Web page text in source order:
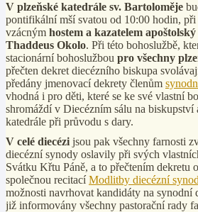
V plzeňské katedrále sv. Bartoloměje
pontifikální mší svatou od 10:00 hodin, při
vzácným hostem a kazatelem
Thaddeus Okolo. Při této bohoslužbě,
stacionární bohoslužbou pro všechny
přečten dekret diecézního biskupa
předány jmenovací dekrety členům
vhodná i pro děti, které se ke své vlastní
shromáždí v Diecézním sálu na
katedrále při průvodu s dary.
V celé diecézi jsou pak všechny farnosti
diecézní synody oslavily při svých
Svátku Křtu Páně, a to přečtením dekretu
společnou recitacíModlitby diecézní
možnosti navrhovat kandidáty na synodní
již informovány všechny pastorační rady